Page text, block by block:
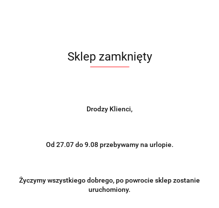
Sklep zamknięty
Drodzy Klienci,
Od 27.07 do 9.08 przebywamy na urlopie.
Życzymy wszystkiego dobrego, po powrocie sklep zostanie
uruchomiony.